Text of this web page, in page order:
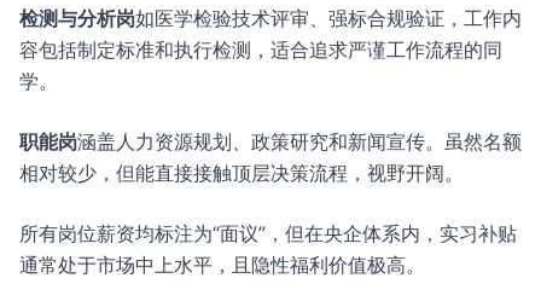
检测与分析岗如医学检验技术评审、强标合规验证，工作内
容包括制定标准和执行检测，适合追求严谨工作流程的同
学。
职能岗涵盖人力资源规划、政策研究和新闻宣传。虽然名额
相对较少，但能直接接触顶层决策流程，视野开阔。
所有岗位薪资均标注为“面议”，但在央企体系内，实习补贴
通常处于市场中上水平，且隐性福利价值极高。